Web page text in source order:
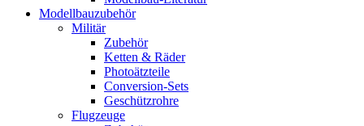
Modellbauzubehör
Militär
Zubehör
Ketten & Räder
Photoätzteile
Conversion-Sets
Geschützrohre
Flugzeuge